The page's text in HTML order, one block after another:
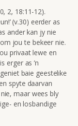
2, 18:11-12).
(v.30) eerder as
ander kan jy nie
jou te bekeer nie.
privaat lewe en
erger as ’n
baie geestelike
spyte daarvan
maar wees bly
en losbandige